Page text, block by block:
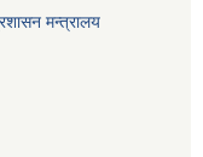
मन्त्रालय